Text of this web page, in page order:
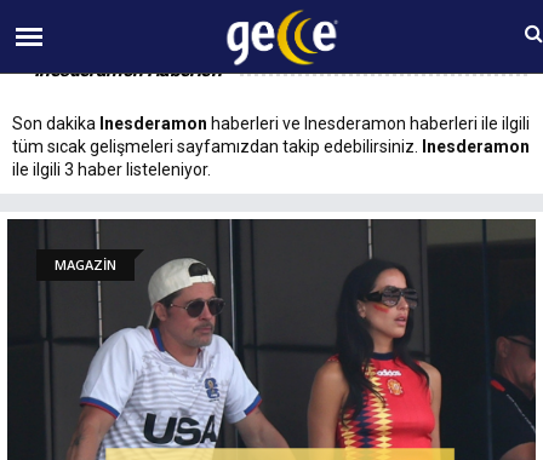
07 AĞUSTOS Cuma 13:57
Inesderamon Haberleri
Son dakika Inesderamon haberleri ve Inesderamon haberleri ile ilgili
tüm sıcak gelişmeleri sayfamızdan takip edebilirsiniz.
Inesderamon
ile ilgili 3 haber listeleniyor.
MAGAZİN